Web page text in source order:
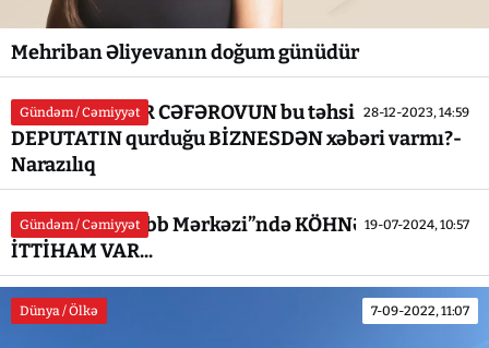
Mehriban Əliyevanın doğum günüdür
Gündəm / Cəmiyyət 28-12-2023, 14:59
Görəsən CƏFƏR CƏFƏROVUN bu təhsil ocağında
DEPUTATIN qurduğu BİZNESDƏN xəbəri varmı?-
Narazılıq
Gündəm / Cəmiyyət 19-07-2024, 10:57
“Yeni Gəncə Tibb Mərkəzi”ndə KÖHNƏ OVQAT... -
İTTİHAM VAR...
Dünya / Ölkə 7-09-2022, 11:07